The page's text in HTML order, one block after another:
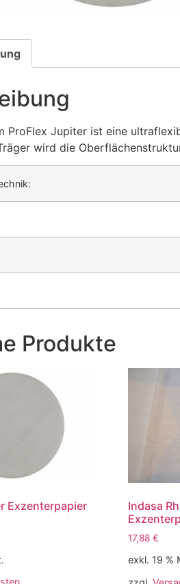
ProFlex Jupiter ist eine
wird die
Produkte
Exzenterpapier
Indasa
17,88 €
exkl. 19 %